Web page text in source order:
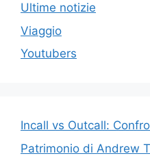
Ultime notizie
Viaggio
Youtubers
Incall vs Outcall:
Patrimonio di Andrew